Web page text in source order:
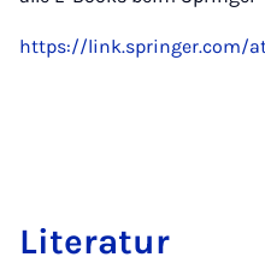
https://link.springer.com/
Li­te­ra­tur